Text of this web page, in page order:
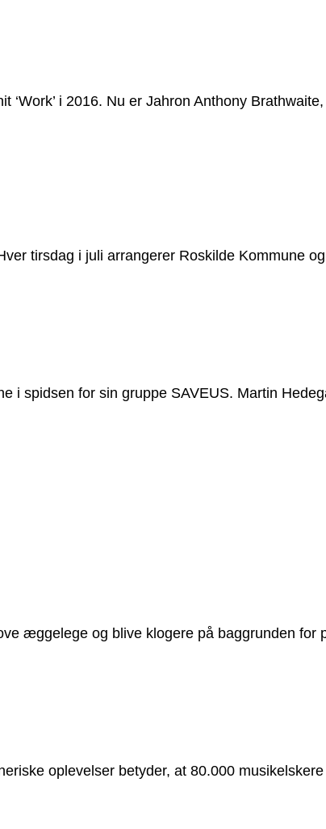
i 2016. Nu er Jahron Anthony
tirsdag i juli arrangerer Roskilde Kommune
i spidsen for sin gruppe SAVEUS. Martin
æggelege og blive klogere på baggrunden for
oplevelser betyder, at 80.000